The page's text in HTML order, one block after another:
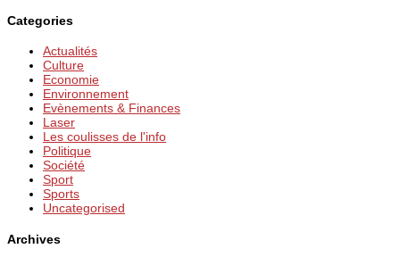
Categories
Actualités
Culture
Economie
Environnement
Evènements & Finances
Laser
Les coulisses de l'info
Politique
Société
Sport
Sports
Uncategorised
Archives